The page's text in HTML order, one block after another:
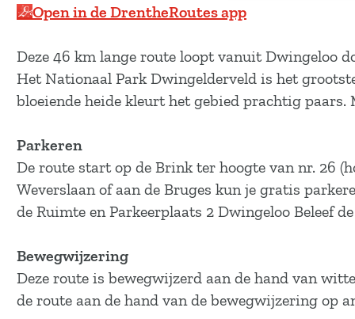
p
g
i
n
Open in de DrentheRoutes app
Deze 46 km lange route loopt vanuit Dwingeloo
Het Nationaal Park Dwingelderveld is het
bloeiende heide kleurt het gebied prachtig paars.
Parkeren
De route start op de Brink ter hoogte van nr. 26
Weverslaan of aan de Bruges kun je gratis
de Ruimte en Parkeerplaats 2 Dwingeloo Beleef
Bewegwijzering
Deze route is bewegwijzerd aan de hand van
de route aan de hand van de bewegwijzering op